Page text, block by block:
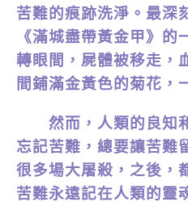
苦難的痕跡洗淨。最深
《滿城盡帶黃金甲》的
轉眼間，屍體被移走，
間鋪滿金黃色的菊花，
然而，人類的良知
忘記苦難，總要讓苦難
很多場大屠殺，之後，
苦難永遠記在人類的靈